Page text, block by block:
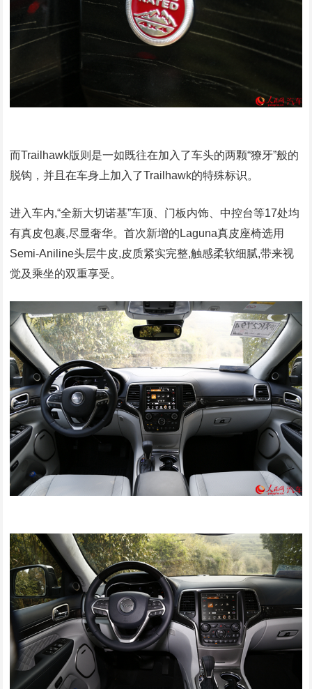
而Trailhawk版则是一如既往在加入了车头的两颗“獠牙”般的
脱钩，并且在车身上加入了Trailhawk的特殊标识。
进入车内,“全新大切诺基”车顶、门板内饰、中控台等17处均
有真皮包裹,尽显奢华。首次新增的Laguna真皮座椅选用
Semi-Aniline头层牛皮,皮质紧实完整,触感柔软细腻,带来视
觉及乘坐的双重享受。